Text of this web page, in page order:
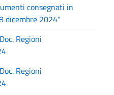
consegnati in
dicembre 2024"
Regioni
Regioni